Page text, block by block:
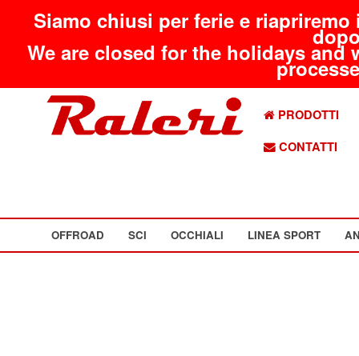
Siamo chiusi per ferie e
We are closed for the holidays
PRODOTTI
CONTATTI
OFFROAD SCI OCCHIALI LINEA SPORT